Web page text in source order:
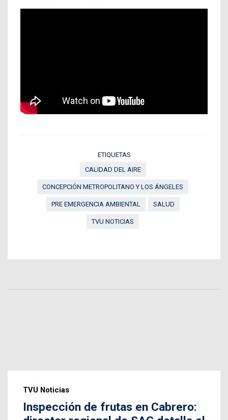
ETIQUETAS
CALIDAD DEL AIRE
CONCEPCIÓN METROPOLITANO Y LOS ÁNGELES
PRE EMERGENCIA AMBIENTAL SALUD
TVU NOTICIAS
TVU Noticias
Inspección de frutas en Cabrero: